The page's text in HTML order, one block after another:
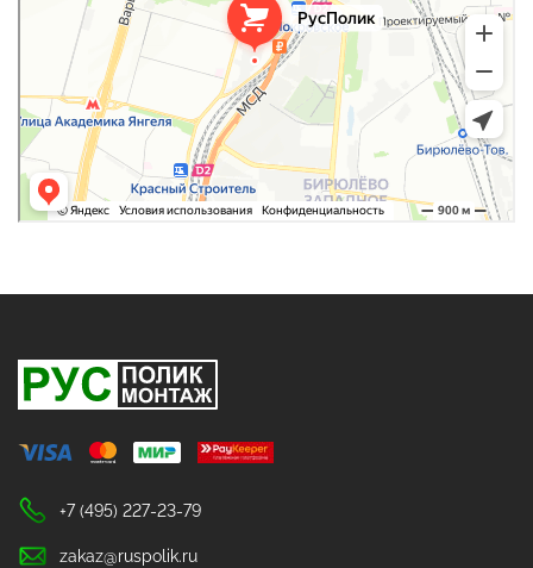
+7 (495) 227-23-79
zakaz@ruspolik.ru